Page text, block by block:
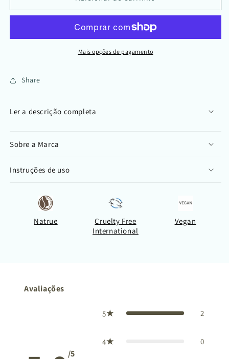
Ultra
Ultra
Mais opções de pagamento
Share
Ler a descrição completa
Sobre a Marca
Instruções de uso
Natrue
Cruelty Free
International
Vegan
Avaliações
/5
5 2
4 0